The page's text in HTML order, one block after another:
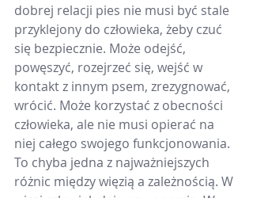
dobrej relacji pies nie musi być stale
przyklejony do człowieka, żeby czuć
się bezpiecznie. Może odejść,
powęszyć, rozejrzeć się, wejść w
kontakt z innym psem, zrezygnować,
wrócić. Może korzystać z obecności
człowieka, ale nie musi opierać na
niej całego swojego funkcjonowania.
To chyba jedna z najważniejszych
różnic między więzią a zależnością. W